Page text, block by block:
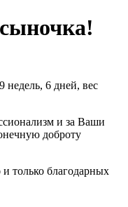
недель, 6 дней, вес
и за Ваши
доброту
только благодарных